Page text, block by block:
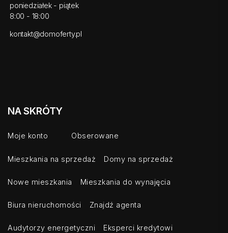
poniedziałek - piątek
8:00 - 18:00
kontakt@domoferty.pl
NA SKRÓTY
Moje konto Obserowane
Mieszkania na sprzedaż Domy na sprzedaż
Nowe mieszkania Mieszkania do wynajęcia
Biura nieruchomości Znajdź agenta
Audytorzy energetyczni Eksperci kredytowi